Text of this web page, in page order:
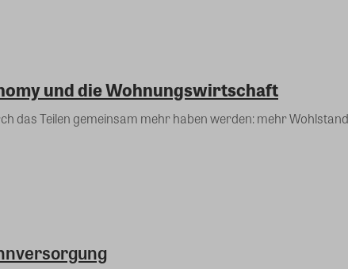
und die Wohnungswirtschaft
das Teilen gemeinsam mehr haben werden: mehr